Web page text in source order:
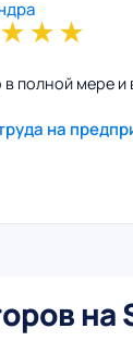
★★★
полной мере и
на
на